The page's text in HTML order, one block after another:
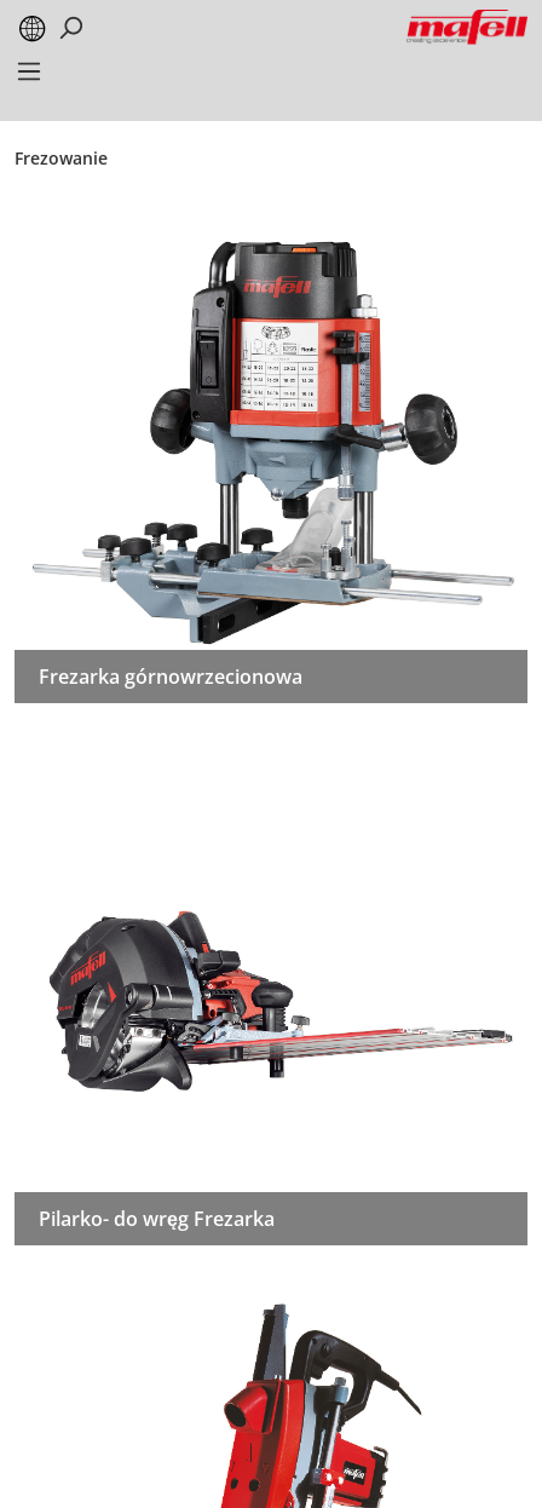
springen
Frezowanie
Frezarka górnowrzecionowa
Pilarko- do wręg Frezarka